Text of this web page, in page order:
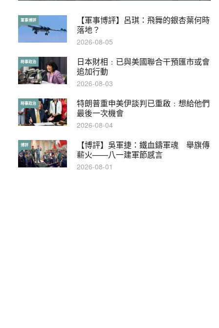
【軍事博評】呂琪：飛舞的銀杏葉何時
落地？
軍事博評
2026-08-05
日本財相﹕已與美國聯合干預匯市或會
追加行動
時事政治
2026-08-03
特朗普重申美伊談判已重啟﹕想給他們
最後一次機會
時事政治
2026-08-04
【博評】吳軍捷：鐵血鑄軍魂 舉旗傳
薪火——八一建軍節感言
博評
2026-08-01
【輕百科】被抽中當陪審員能拒絕嗎？
輕百科
2017-10-17
【輕盤點】集會遊行陸續有來？一文盡
覽8月示威活動
輕盤點
2019-08-30
本港保護兒童法例雜亂互相矛盾家長易
墮法網
特稿
2019-05-21
【輕百科】甚麼按摩院要領牌？顧客涉
及刑責嗎？
輕百科
2021-05-13